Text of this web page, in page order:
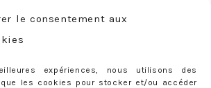
le consentement aux
expériences, nous utilisons des
les cookies pour stocker et/ou accéder